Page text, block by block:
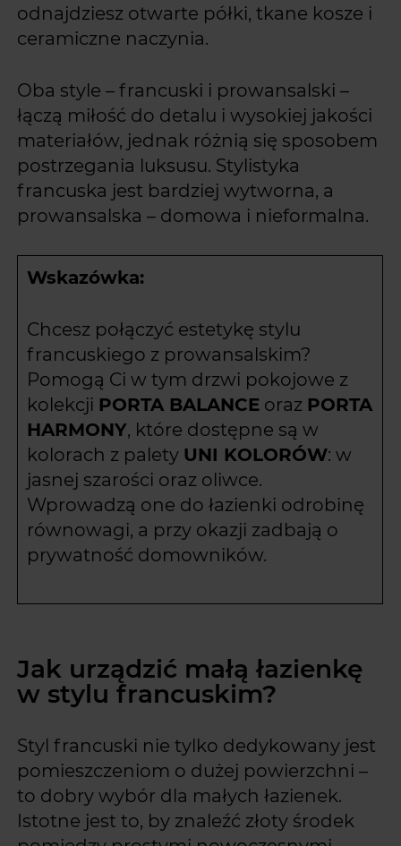
odnajdziesz otwarte półki, tkane kosze i
ceramiczne naczynia.
Oba style – francuski i prowansalski –
łączą miłość do detalu i wysokiej jakości
materiałów, jednak różnią się sposobem
postrzegania luksusu. Stylistyka
francuska jest bardziej wytworna, a
prowansalska – domowa i nieformalna.
Wskazówka:
Chcesz połączyć estetykę stylu
francuskiego z prowansalskim?
Pomogą Ci w tym drzwi pokojowe z
kolekcji PORTA BALANCE oraz PORTA
HARMONY, które dostępne są w
kolorach z palety UNI KOLORÓW: w
jasnej szarości oraz oliwce.
Wprowadzą one do łazienki odrobinę
równowagi, a przy okazji zadbają o
prywatność domowników.
Jak urządzić małą łazienkę
w stylu francuskim?
Styl francuski nie tylko dedykowany jest
pomieszczeniom o dużej powierzchni –
to dobry wybór dla małych łazienek.
Istotne jest to, by znaleźć złoty środek